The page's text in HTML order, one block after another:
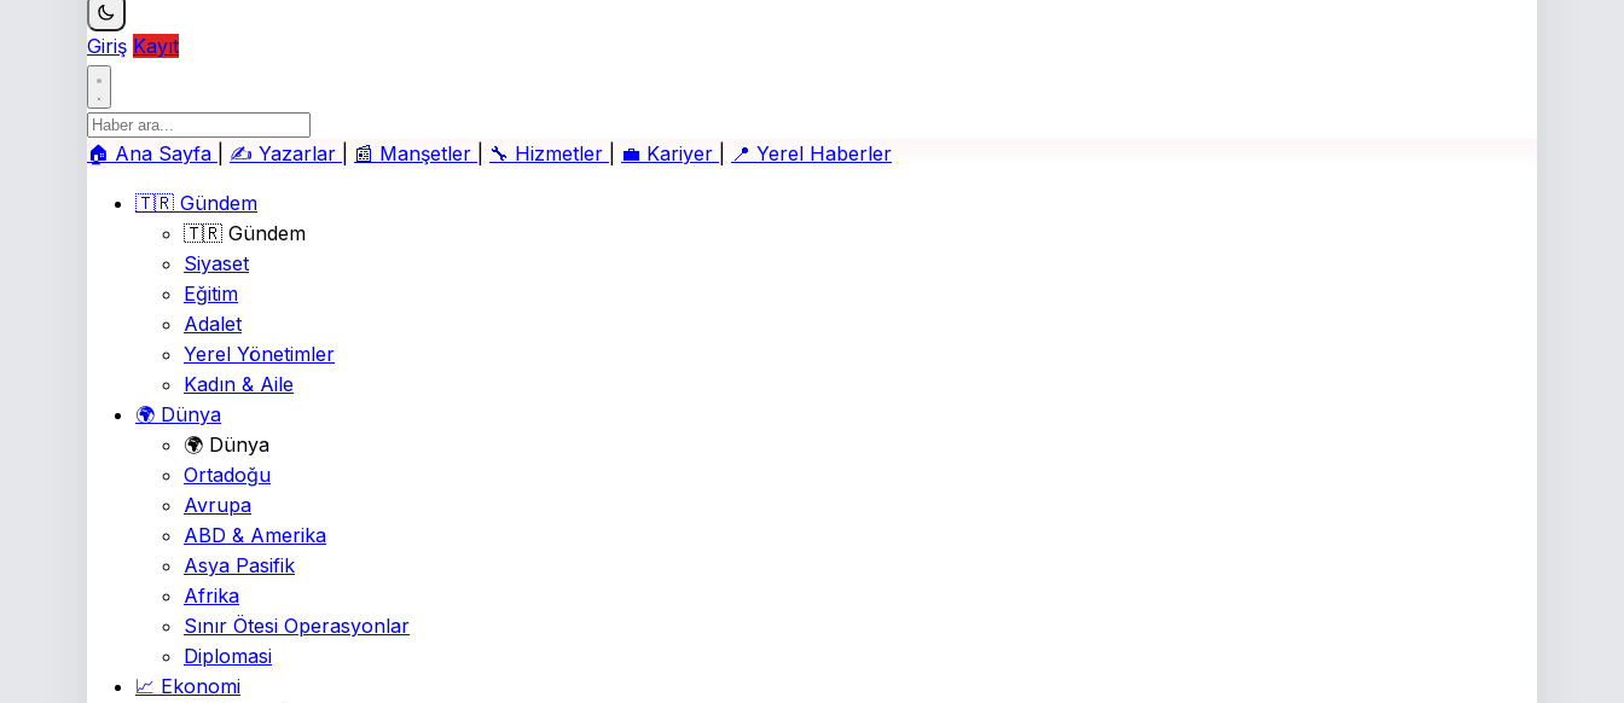
Giriş Kayıt
🏠 Ana Sayfa ✍️ Yazarlar 📰 Manşetler 🔧 Hizmetler 💼 Kariyer 📍 Yerel Haberler
🇹🇷 Gündem
🇹🇷 Gündem
Siyaset
Eğitim
Adalet
Yerel Yönetimler
Kadın & Aile
🌍 Dünya
🌍 Dünya
Ortadoğu
Avrupa
ABD & Amerika
Asya Pasifik
Afrika
Sınır Ötesi Operasyonlar
Diplomasi
📈 Ekonomi